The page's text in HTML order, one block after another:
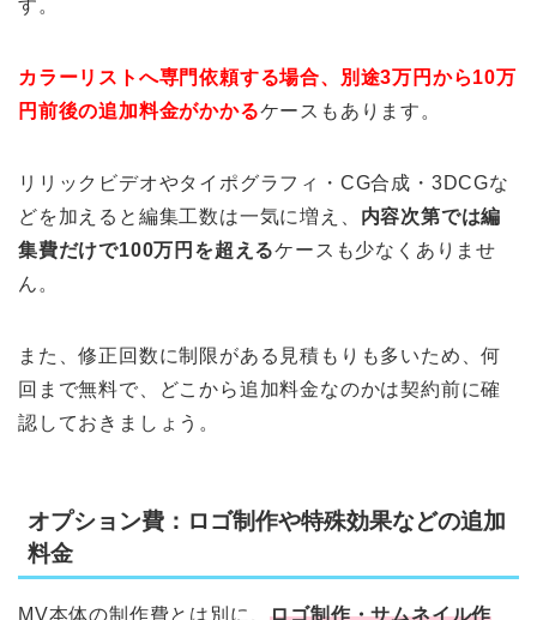
す。
カラーリストへ専門依頼する場合、別途3万円から10万
円前後の追加料金がかかるケースもあります。
リリックビデオやタイポグラフィ・CG合成・3DCGな
どを加えると編集工数は一気に増え、 内容次第では編
集費だけで100万円を超えるケースも少なくありませ
ん。
また、修正回数に制限がある見積もりも多いため、何
回まで無料で、どこから追加料金なのかは契約前に確
認しておきましょう。
オプション費：ロゴ制作や特殊効果などの追加
料金
MV本体の制作費とは別に、ロゴ制作・サムネイル作